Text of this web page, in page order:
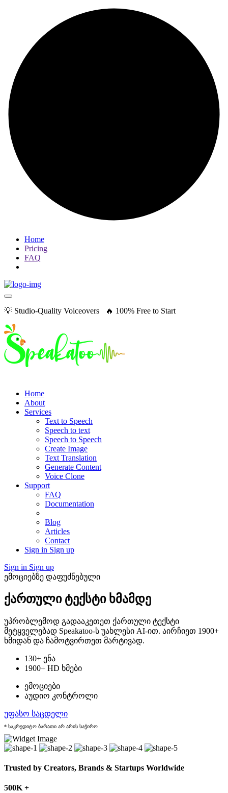
Home
Pricing
FAQ
💡 Studio-Quality Voiceovers 🔥 100% Free to Start
Home
About
Services
Text to Speech
Speech to text
Speech to Speech
Create Image
Text Translation
Generate Content
Voice Clone
Support
FAQ
Documentation
Blog
Articles
Contact
Sign in Sign up
Sign in Sign up
ემოციებზე დაფუძნებული
ქართული ტექსტი ხმამდე
უპრობლემოდ გადააკეთეთ ქართული ტექსტი
მეტყველებად Speakatoo-ს უახლესი AI-ით. აირჩიეთ 1900+
ხმიდან და ჩამოტვირთეთ მარტივად.
130+ ენა
1900+ HD ხმები
ემოციები
აუდიო კონტროლი
უფასო საცდელი
* საკრედიტო ბარათი არ არის საჭირო
Trusted by Creators, Brands & Startups Worldwide
500K +